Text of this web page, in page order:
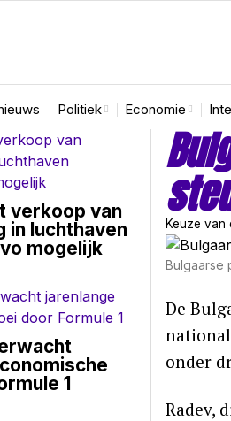
Politiek Economie
Keuze van
Bulgaarse
De
onder
Radev,
verkoop van
in luchthaven
mogelijk
1